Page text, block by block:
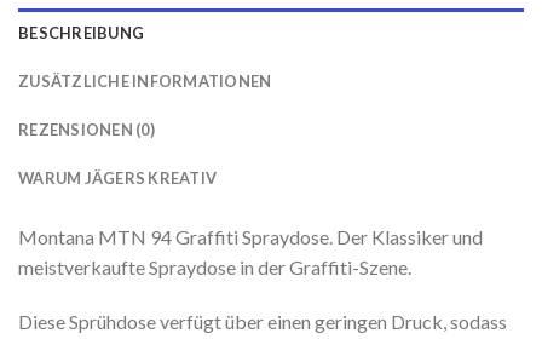
BESCHREIBUNG
ZUSÄTZLICHE INFORMATIONEN
REZENSIONEN (0)
WARUM JÄGERS KREATIV
Montana MTN 94 Graffiti Spraydose. Der Klassiker und
meistverkaufte Spraydose in der Graffiti-Szene.
Diese Sprühdose verfügt über einen geringen Druck, sodass